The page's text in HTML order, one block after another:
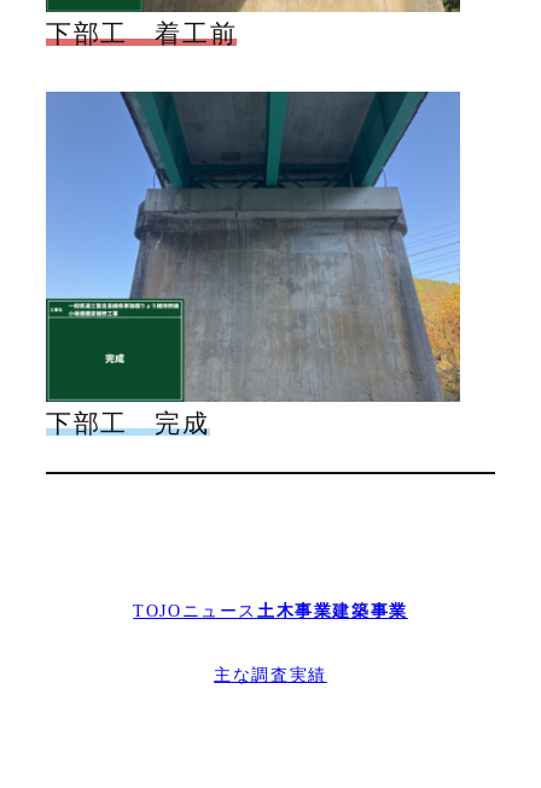
下部工 着工前
下部工 完成
TOJOニュース 土木事業建築事業
主な調査実績